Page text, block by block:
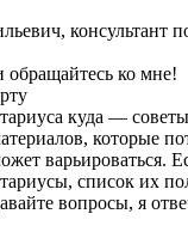
консультант
ко мне!
куда —
которые
варьироваться.
список их
вопросы, я